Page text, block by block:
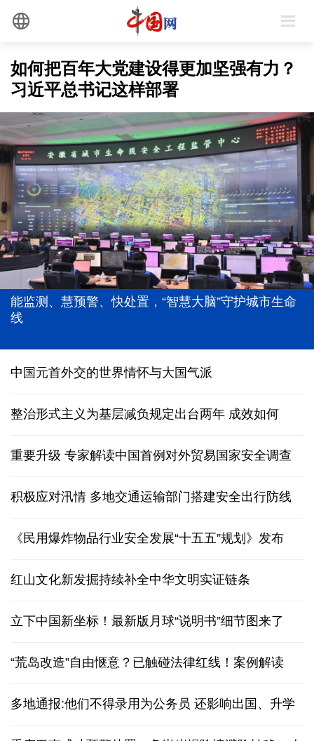
如何把百年大党建设得更加坚强有力？
习近平总书记这样部署
全党同志务必不忘初心、牢记使命
从"向新""向优"读懂中国经济韧性活力
中国元首外交的世界情怀与大国气派
整治形式主义为基层减负规定出台两年 成效如何
重要升级 专家解读中国首例对外贸易国家安全调查
积极应对汛情 多地交通运输部门搭建安全出行防线
《民用爆炸物品行业安全发展“十五五”规划》发布
红山文化新发掘持续补全中华文明实证链条
立下中国新坐标！最新版月球“说明书”细节图来了